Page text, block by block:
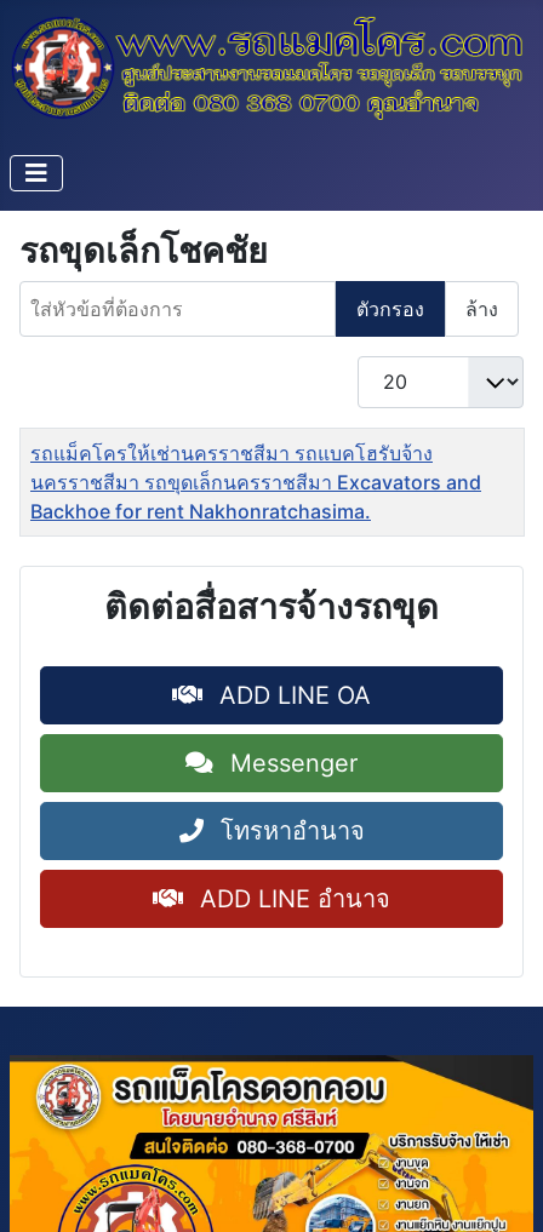
รถขุดเล็กโชคชัย
ใส่หัวข้อที่ต้องการ
ตัวกรอง ล้าง
แสดง #
ชื่อ
รถแม็คโครให้เช่านครราชสีมา รถแบคโฮรับจ้าง
นครราชสีมา รถขุดเล็กนครราชสีมา Excavators and
Backhoe for rent Nakhonratchasima.
ติดต่อสื่อสารจ้างรถขุด
ADD LINE OA
Messenger
โทรหาอำนาจ
ADD LINE อำนาจ